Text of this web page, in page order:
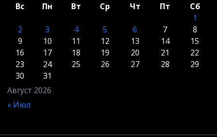
Август 2026
Вс Пн Вт Ср Чт Пт
Сб
1
2
3 4 5 6 7
8
9
10 11 12 13 14
15
16
17 18 19 20 21
22
23
24 25 26 27 28
29
30
31
« Июл